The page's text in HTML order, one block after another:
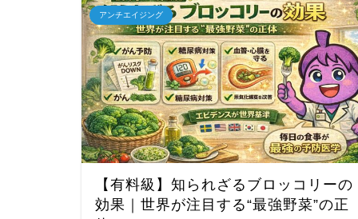
アンチエイジング
【有料級】知られざるブロッコリーの
効果｜世界が注目する“最強野菜”の正